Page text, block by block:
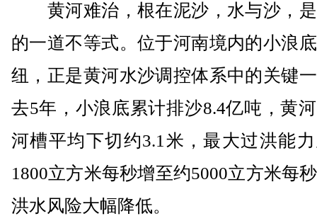
黄河难治，根在泥沙，水与沙，
的一道不等式。位于河南境内的小浪
纽，正是黄河水沙调控体系中的关键
去5年，小浪底累计排沙8.4亿吨，黄
河槽平均下切约3.1米，最大过洪能
1800立方米每秒增至约5000立方米每
洪水风险大幅降低。